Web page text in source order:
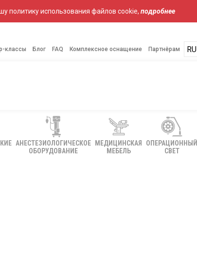
политику использования файлов cookie, подробнее
классы Блог FAQ Комплексное оснащение Партнёрам RU
UA
АНЕСТЕЗИОЛОГИЧЕСКОЕ
ОБОРУДОВАНИЕ
МЕДИЦИНСКАЯ
МЕБЕЛЬ
ОПЕРАЦИОННЫЙ
СВЕТ